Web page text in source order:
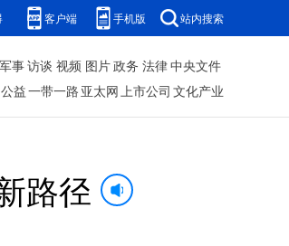
客户端 手机版 站内搜索
军事访谈 视频 图片政务 法律中央文件
公益一带一路 亚太网上市公司 文化产业
路径